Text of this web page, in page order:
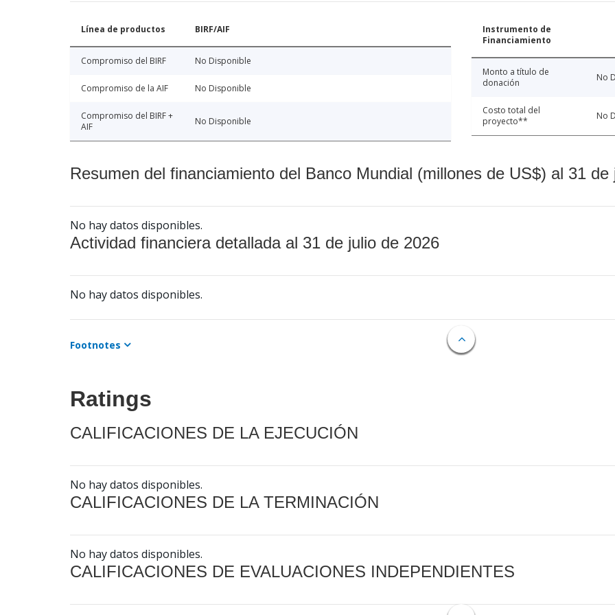
Línea de productos BIRF/AIF
Compromiso del BIRF No Disponible
Compromiso de la AIF No Disponible
Compromiso del BIRF +
AIF
No Disponible
Instrumento de
Financiamiento
Monto a título de
donación
No
Costo total del
proyecto**
No
Resumen del financiamiento del Banco Mundial (millones de US$) al 31 de
No hay datos disponibles.
Actividad financiera detallada al 31 de julio de 2026
No hay datos disponibles.
Footnotes
Ratings
CALIFICACIONES DE LA EJECUCIÓN
No hay datos disponibles.
CALIFICACIONES DE LA TERMINACIÓN
No hay datos disponibles.
CALIFICACIONES DE EVALUACIONES INDEPENDIENTES